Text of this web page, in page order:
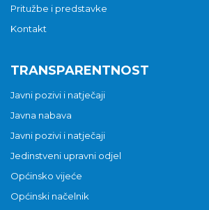
Pritužbe i predstavke
Kontakt
TRANSPARENTNOST
Javni pozivi i natječaji
Javna nabava
Javni pozivi i natječaji
Jedinstveni upravni odjel
Općinsko vijeće
Općinski načelnik